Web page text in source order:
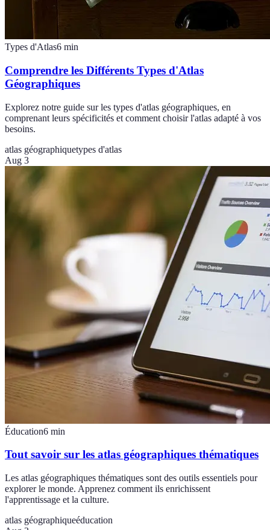
Types d'Atlas6 min
Comprendre les Différents Types d'Atlas
Géographiques
Explorez notre guide sur les types d'atlas géographiques, en
comprenant leurs spécificités et comment choisir l'atlas adapté à vos
besoins.
atlas géographiquetypes d'atlas
Aug 3
Éducation6 min
Tout savoir sur les atlas géographiques thématiques
Les atlas géographiques thématiques sont des outils essentiels pour
explorer le monde. Apprenez comment ils enrichissent
l'apprentissage et la culture.
atlas géographiqueéducation